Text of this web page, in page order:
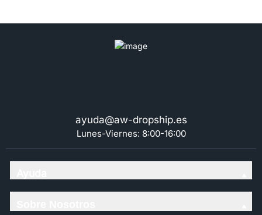
ayuda@aw-dropship.es
Lunes-Viernes: 8:00-16:00